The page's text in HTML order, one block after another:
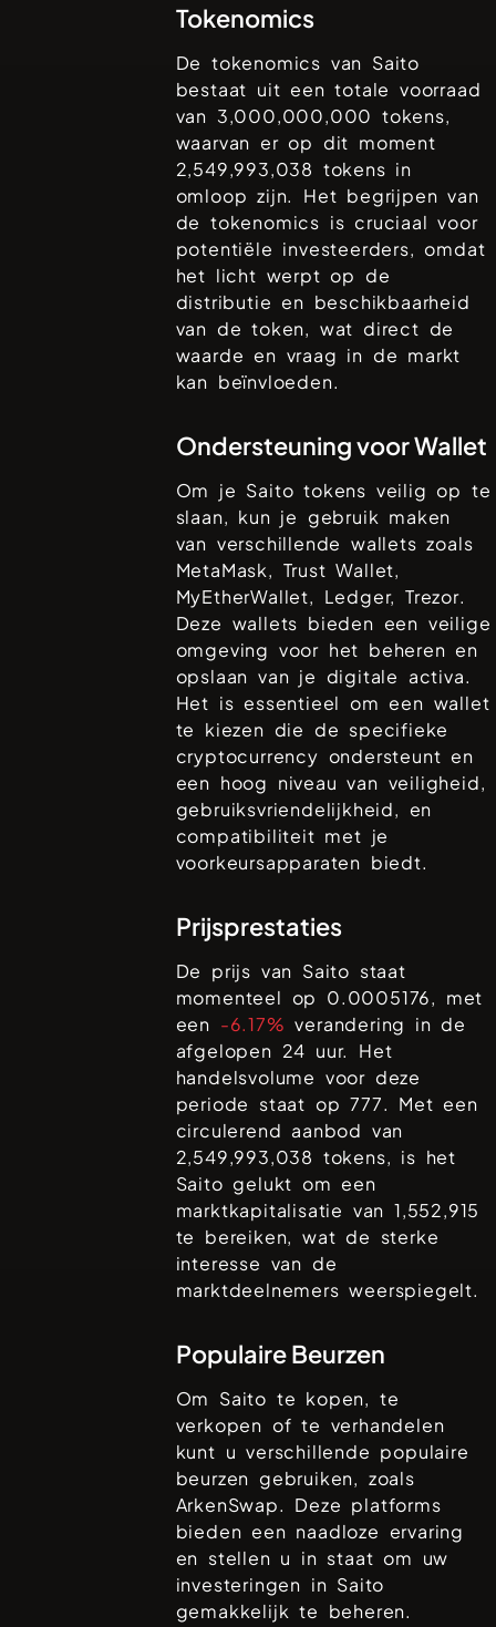
Tokenomics
De tokenomics van Saito
bestaat uit een totale voorraad
van 3,000,000,000 tokens,
waarvan er op dit moment
2,549,993,038 tokens in
omloop zijn. Het begrijpen van
de tokenomics is cruciaal voor
potentiële investeerders, omdat
het licht werpt op de
distributie en beschikbaarheid
van de token, wat direct de
waarde en vraag in de markt
kan beïnvloeden.
Ondersteuning voor Wallet
Om je Saito tokens veilig op te
slaan, kun je gebruik maken
van verschillende wallets zoals
MetaMask, Trust Wallet,
MyEtherWallet, Ledger, Trezor.
Deze wallets bieden een veilige
omgeving voor het beheren en
opslaan van je digitale activa.
Het is essentieel om een wallet
te kiezen die de specifieke
cryptocurrency ondersteunt en
een hoog niveau van veiligheid,
gebruiksvriendelijkheid, en
compatibiliteit met je
voorkeursapparaten biedt.
Prijsprestaties
De prijs van Saito staat
momenteel op 0.0005176, met
een -6.17% verandering in de
afgelopen 24 uur. Het
handelsvolume voor deze
periode staat op777. Met een
circulerend aanbod van
2,549,993,038 tokens, is het
Saito gelukt om een
marktkapitalisatie van1,552,915
te bereiken, wat de sterke
interesse van de
marktdeelnemers weerspiegelt.
Populaire Beurzen
Om Saito te kopen, te
verkopen of te verhandelen
kunt u verschillende populaire
beurzen gebruiken, zoals
ArkenSwap. Deze platforms
bieden een naadloze ervaring
en stellen u in staat om uw
investeringen in Saito
gemakkelijk te beheren.